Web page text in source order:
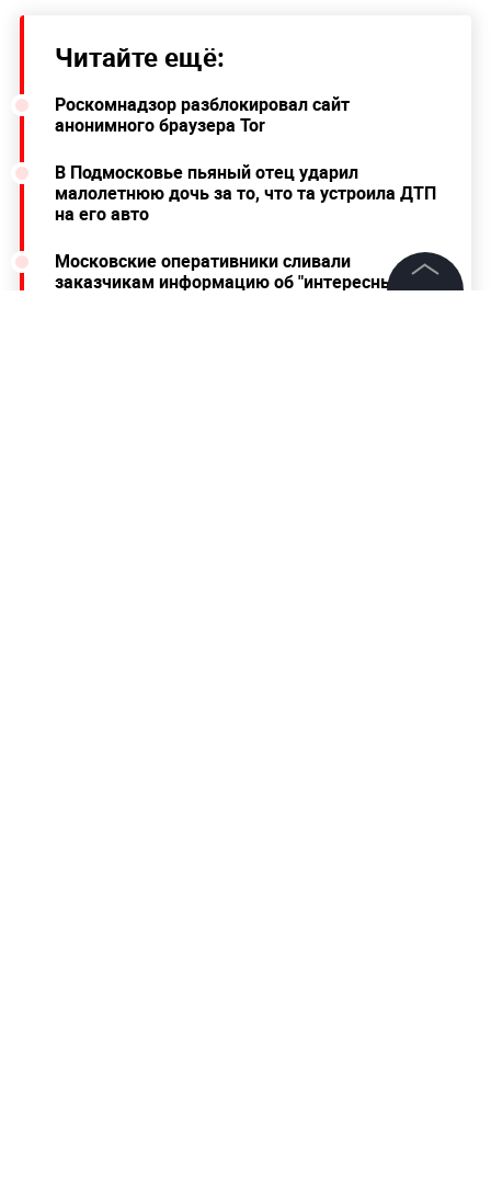
Читайте ещё:
Роскомнадзор разблокировал сайт
анонимного браузера Tor
В Подмосковье пьяный отец ударил
малолетнюю дочь за то, что та устроила ДТП
на его авто
Московские оперативники сливали
заказчикам информацию об "интересных"